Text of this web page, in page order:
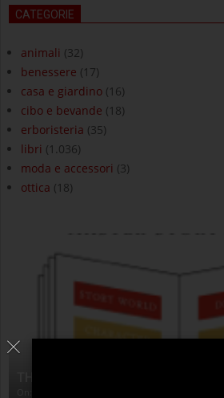
CATEGORIE
animali (32)
benessere (17)
casa e giardino (16)
cibo e bevande (18)
erboristeria (35)
libri (1.036)
moda e accessori (3)
ottica (18)